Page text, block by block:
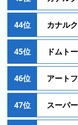
時
間
フ
こ
れ
ま
の
混
雑
グ
ラ
44位 カナル
45位 ドムト
46位 アート
47位 スーパ